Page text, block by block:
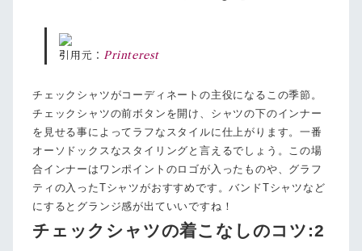
引用元： Printerest
チェックシャツがコーディネートの主役になるこの季節。
チェックシャツの前ボタンを開け、シャツの下のインナー
を見せる事によってラフなスタイルに仕上がります。一番
オーソドックスなスタイリングと言えるでしょう。この場
合インナーはワンポイントのロゴが入ったものや、グラフ
ティの入ったTシャツがおすすめです。バンドTシャツなど
にするとグランジ感が出ていいですね！
チェックシャツの着こなしのコツ:2